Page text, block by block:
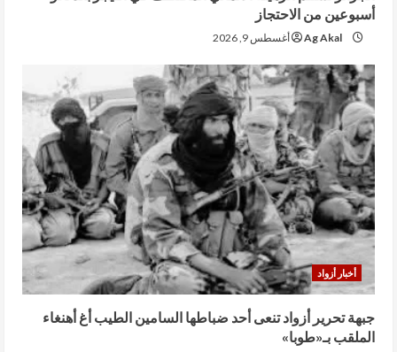
أسبوعين من الاحتجاز
Ag Akal أغسطس 9, 2026
أخبار أزواد
جبهة تحرير أزواد تنعى أحد ضباطها السامين الطيب أغ أهنغاء
الملقب بـ«طوبا»